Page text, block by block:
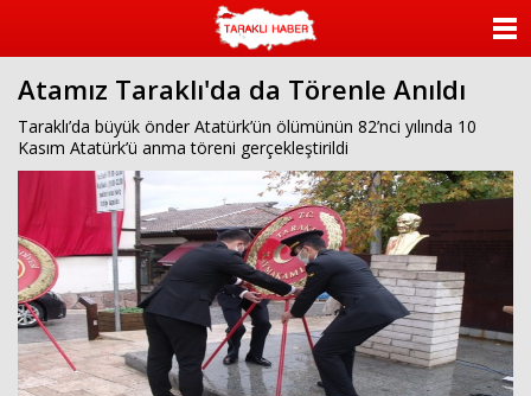
Atamız Taraklı'da da Törenle Anıldı
Taraklı’da büyük önder Atatürk’ün ölümünün 82’nci yılında 10
Kasım Atatürk’ü anma töreni gerçekleştirildi
KATEGORİLER
ANKETLER
FOTO GALERİ
VİDEO GALERİ
KÜNYE